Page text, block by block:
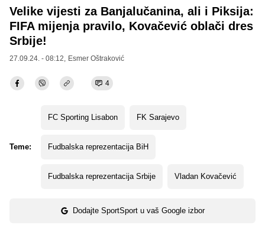
Velike vijesti za Banjalučanina, ali i Piksija:
FIFA mijenja pravilo, Kovačević oblači dres
Srbije!
27.09.24. - 08:12, Esmer Oštraković
4
Teme:
FC Sporting Lisabon FK Sarajevo
Fudbalska reprezentacija BiH
Fudbalska reprezentacija Srbije Vladan Kovačević
Dodajte SportSport u vaš Google izbor